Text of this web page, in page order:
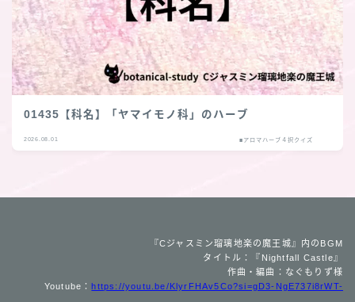
01435【科名】「ヤマイモノ科」のハーブ
2026.08.01 ■アロマハーブ４択クイズ
『Cジャスミン瑠璃地楽の魔王城』内のBGM
タイトル：『Nightfall Castle』
作曲・編曲：なぐもりず様
Youtube： https://youtu.be/KlyrFHAv5Co?si=gD3-NgE737i8rWT-